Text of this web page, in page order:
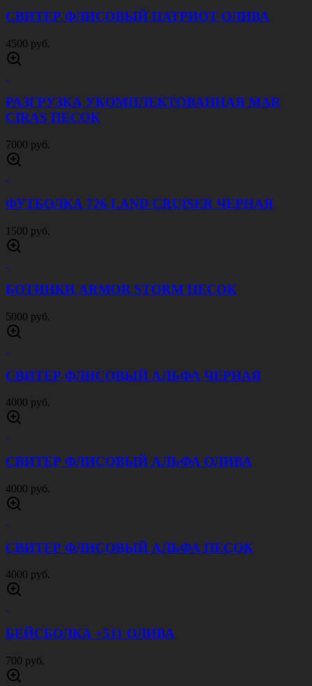
СВИТЕР ФЛИСОВЫЙ ПАТРИОТ ОЛИВА
4500 руб.
РАЗГРУЗКА УКОМПЛЕКТОВАННАЯ MAR
CIRAS ПЕСОК
7000 руб.
ФУТБОЛКА 726 LAND CRUISER ЧЕРНАЯ
1500 руб.
БОТИНКИ ARMOR STORM ПЕСОК
5000 руб.
СВИТЕР ФЛИСОВЫЙ АЛЬФА ЧЕРНАЯ
4000 руб.
СВИТЕР ФЛИСОВЫЙ АЛЬФА ОЛИВА
4000 руб.
СВИТЕР ФЛИСОВЫЙ АЛЬФА ПЕСОК
4000 руб.
БЕЙСБОЛКА +511 ОЛИВА
700 руб.